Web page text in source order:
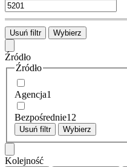
Usuń filtr Wybierz
Źródło
Źródło
Agencja1
Bezpośrednie12
Usuń filtr Wybierz
Kolejność